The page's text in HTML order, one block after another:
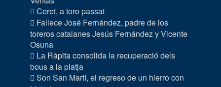
Ceret, a toro passat
Fallece José Fernández, padre de los
toreros catalanes Jesús Fernández y Vicente
Osuna
La Ràpita consolida la recuperació dels
bous a la platja
Son San Martí, el regreso de un hierro con